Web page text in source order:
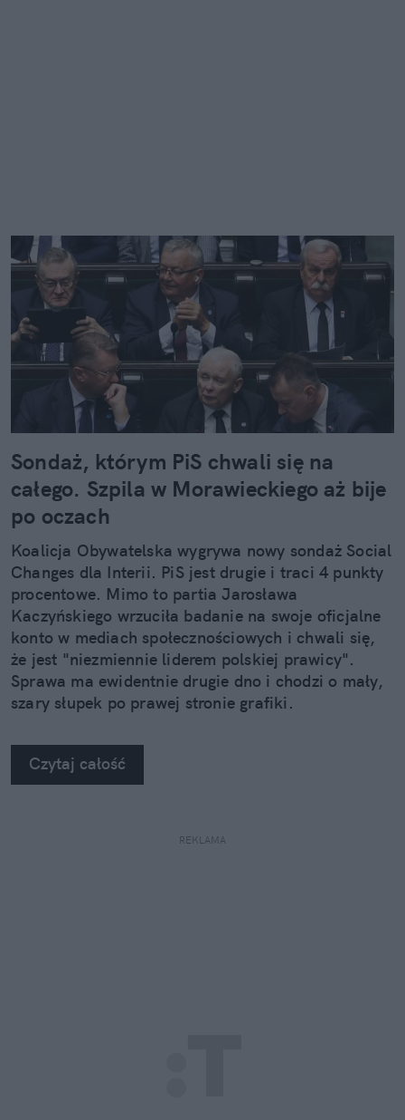
Sondaż, którym PiS chwali się na
całego. Szpila w Morawieckiego aż bije
po oczach
Koalicja Obywatelska wygrywa nowy sondaż Social
Changes dla Interii. PiS jest drugie i traci 4 punkty
procentowe. Mimo to partia Jarosława
Kaczyńskiego wrzuciła badanie na swoje oficjalne
konto w mediach społecznościowych i chwali się,
że jest "niezmiennie liderem polskiej prawicy".
Sprawa ma ewidentnie drugie dno i chodzi o mały,
szary słupek po prawej stronie grafiki.
Czytaj całość
REKLAMA